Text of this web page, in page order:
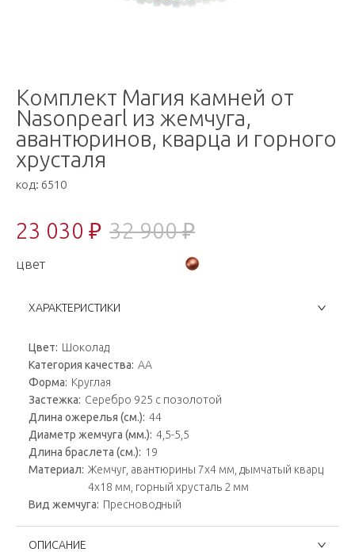
Комплект Магия камней от
Nasonpearl из жемчуга,
авантюринов, кварца и горного
хрусталя
код: 6510
23 030 ₽ 32 900 ₽
цвет
ХАРАКТЕРИСТИКИ
Цвет: Шоколад
Категория качества: АА
Форма: Круглая
Застежка: Серебро 925 с позолотой
Длина ожерелья (см.): 44
Диаметр жемчуга (мм.): 4,5-5,5
Длина браслета (см.): 19
Материал: Жемчуг, авантюрины 7х4 мм, дымчатый кварц
4х18 мм, горный хрусталь 2 мм
Вид жемчуга: Пресноводный
ОПИСАНИЕ